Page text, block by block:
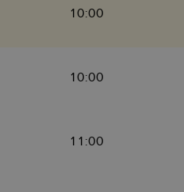
10:00
10:00
11:00